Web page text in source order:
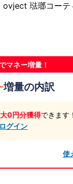
琺瑯コー
マネー増量！
増量の内訳
0円分獲得できます！
グイン
使